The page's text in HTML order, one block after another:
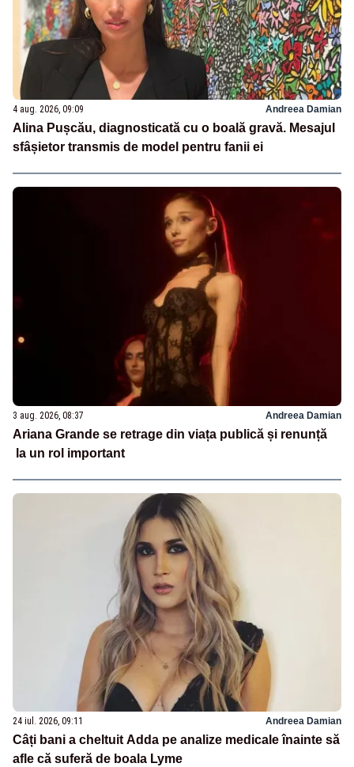
4 aug. 2026, 09:09 Andreea Damian
Alina Pușcău, diagnosticată cu o boală gravă. Mesajul
sfâșietor transmis de model pentru fanii ei
3 aug. 2026, 08:37 Andreea Damian
Ariana Grande se retrage din viața publică și renunță
la un rol important
24 iul. 2026, 09:11 Andreea Damian
Câți bani a cheltuit Adda pe analize medicale înainte să
afle că suferă de boala Lyme